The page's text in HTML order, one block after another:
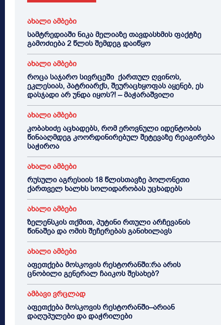
ახალი ამბები
სამტრედიაში ნიკა მელიაზე თავდასხმის ფაქტზე
გამოძიება 2 წლის შემდეგ დაიწყო
ახალი ამბები
როცა საჯარო სივრცეში ქართულ ღვინოს,
ეკლესიას, პატრიარქს, შეურაცხყოფას აყენებ, ეს
დასჯადი არ უნდა იყოს?! – მაჭარაშვილი
ახალი ამბები
კობახიძე აცხადებს, რომ ეროვნული იდენტობის
წინააღმდეგ კოორდინირებულ შეტევაზე რეაგირება
საჭიროა
ახალი ამბები
რუსული აგრესიის 18 წლისთავზე პოლონეთი
ქართველ ხალხს სოლიდარობას უცხადებს
ახალი ამბები
ზელენსკის თქმით, პუტინი რთული არჩევანის
წინაშეა და ომის შეჩერებას განიხილავს
ახალი ამბები
აფეთქება მოსკოვის რესტორანში:რა არის
ცნობილი გენერალ ჩაიკოს შესახებ?
ამბავი ვრცლად
აფეთქება მოსკოვის რესტორანში–არიან
დაღუპულები და დაჭრილები